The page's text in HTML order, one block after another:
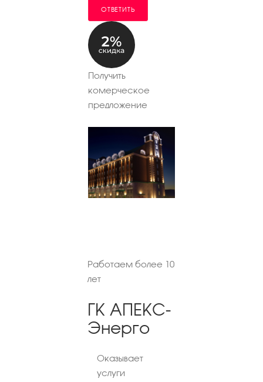
ОТВЕТИТЬ
Получить
комерческое
предложение
Работаем более 10
лет
ГК АПЕКС-
Энерго
Оказывает
услуги